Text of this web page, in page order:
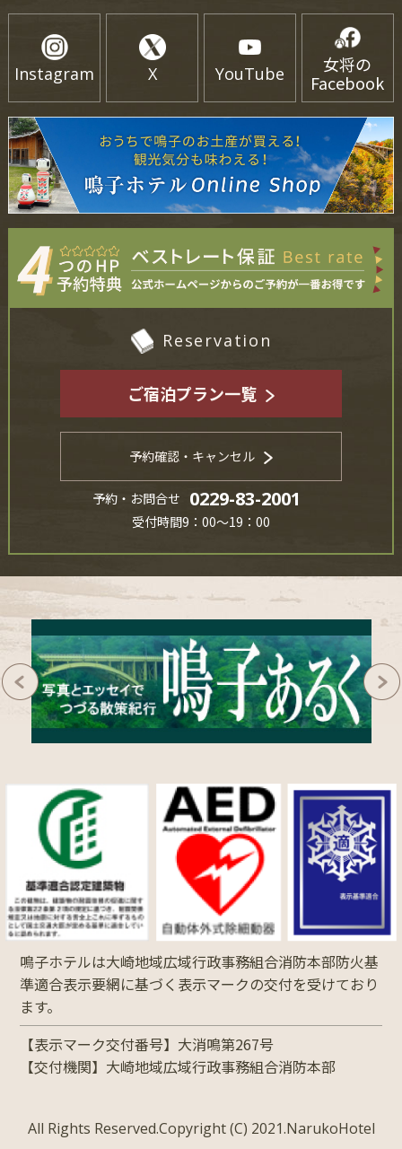
Instagram X YouTube
女将の
Facebook
Reservation
ご宿泊プラン一覧
予約確認・キャンセル
予約・お問合せ 0229-83-2001
受付時間9：00～19：00
鳴子ホテルは大崎地域広域行政事務組合消防本部防火基
準適合表示要網に基づく表示マークの交付を受けており
ます。
【表示マーク交付番号】大消鳴第267号
【交付機関】大崎地域広域行政事務組合消防本部
All Rights Reserved.Copyright (C) 2021.NarukoHotel